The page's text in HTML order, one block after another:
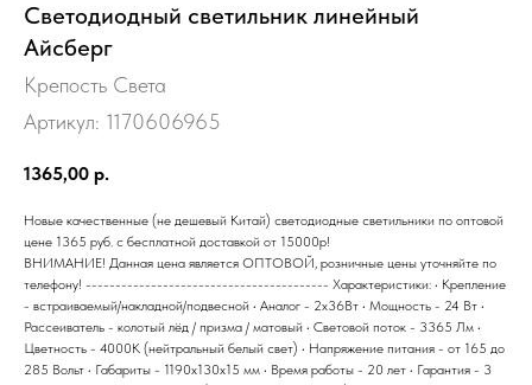
Светодиодный светильник линейный
Айсберг
Крепость Света
Артикул: 1170606965
1365,00 р.
Новые качественные (не дешевый Китай) светодиодные светильники по оптовой
цене 1365 руб. с бесплатной доставкой от 15000р!
ВНИМАНИЕ! Данная цена является ОПТОВОЙ, розничные цены уточняйте по
телефону! ----------------------------------------- Характеристики: • Крепление
- встраиваемый/накладной/подвесной • Аналог - 2х36Вт • Мощность - 24 Вт •
Рассеиватель - колотый лёд / призма / матовый • Световой поток - 3365 Лм •
Цветность - 4000К (нейтральный белый свет) • Напряжение питания - от 165 до
285 Вольт • Габариты - 1190х130х15 мм • Время работы - 20 лет • Гарантия - 3